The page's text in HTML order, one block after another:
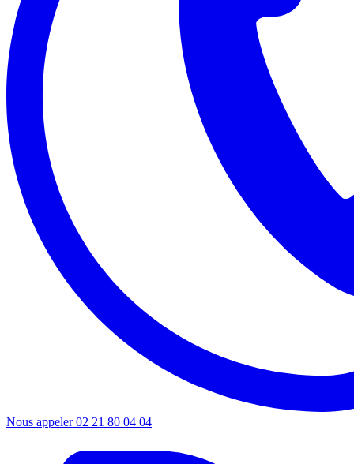
Nous appeler 02 21 80 04 04